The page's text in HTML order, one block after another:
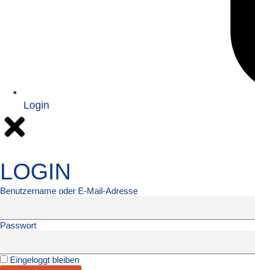
Login
LOGIN
Benutzername oder E-Mail-Adresse
Passwort
Eingeloggt bleiben